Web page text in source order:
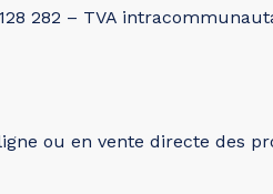
282 – TVA
ou en vente directe des